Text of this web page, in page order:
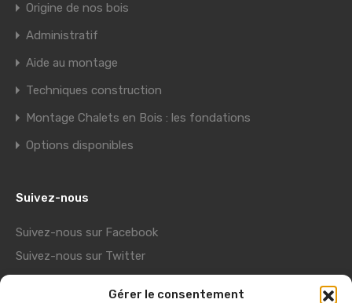
Gérer le consentement
Origine de nos bois
Administratif
Aide au montage
Techniques construction
Montage Chalets en Bois : les fondations
Options disponibles
Suivez-nous
Suivez-nous sur Facebook
Suivez-nous sur Twitter
Suivez-nous sur Youtube